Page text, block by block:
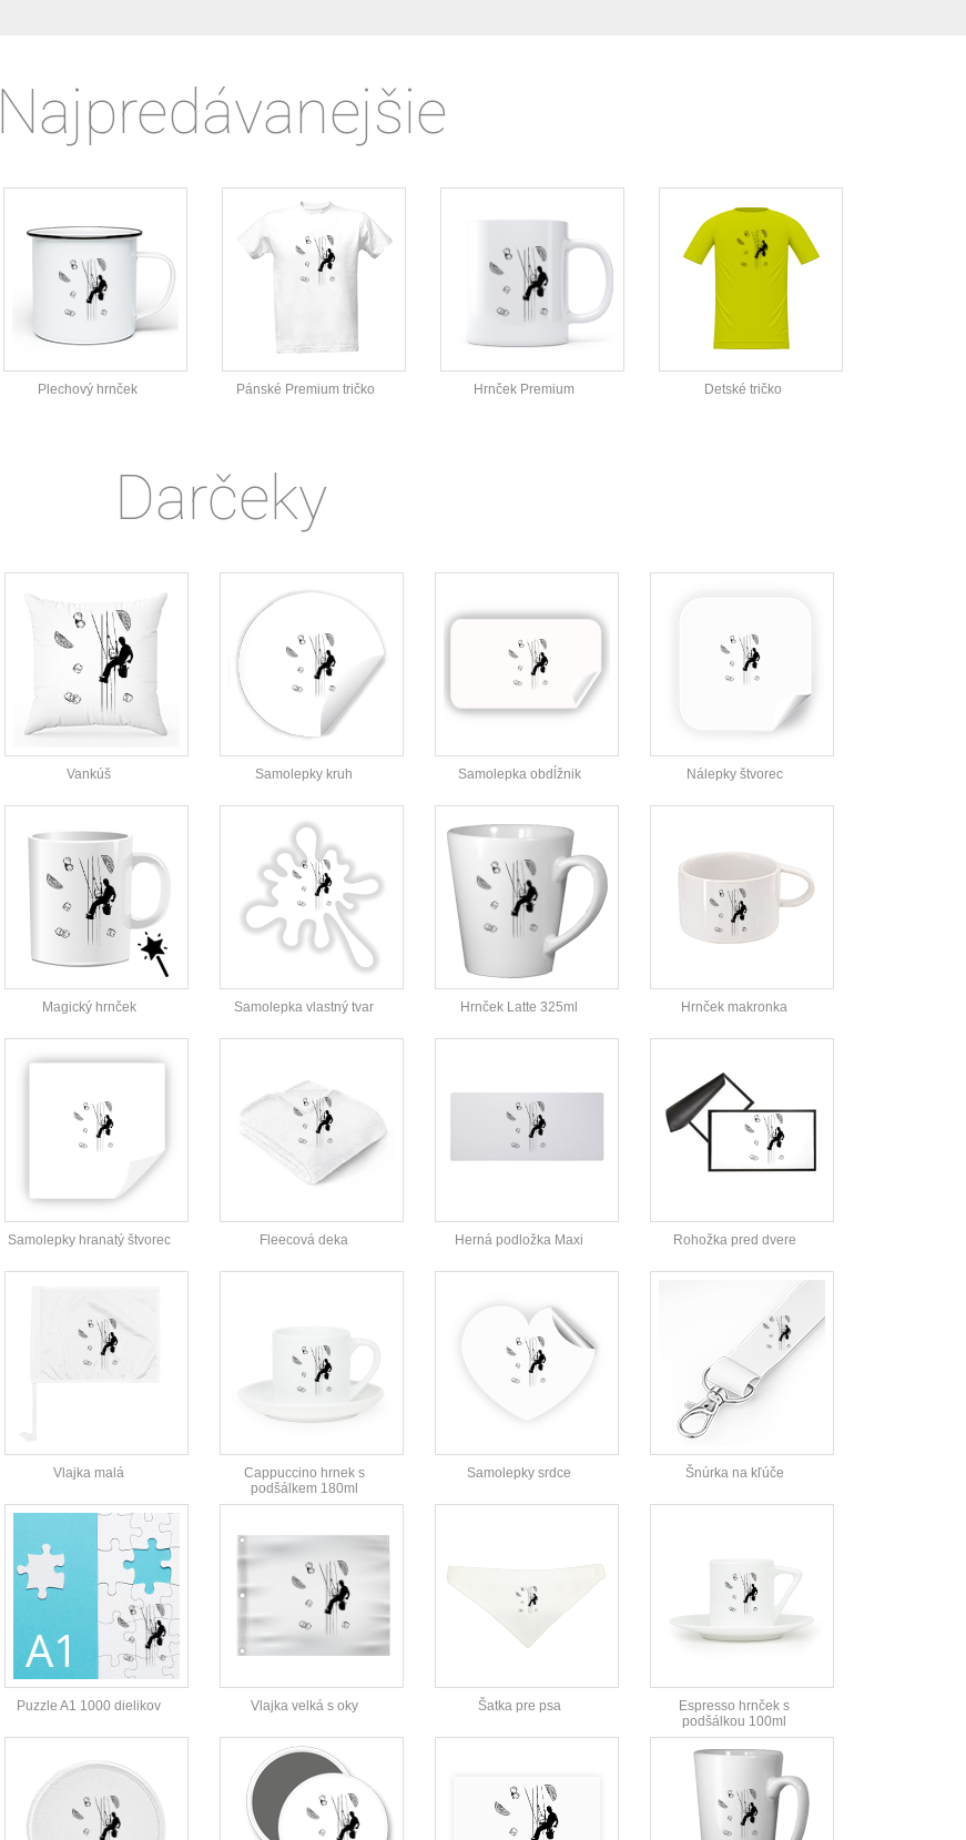
Najpredávanejšie
Plechový hrnček Pánské Premium tričko Hrnček Premium Detské tričko
Darčeky
Vankúš Samolepky kruh Samolepka obdĺžnik Nálepky štvorec
Magický hrnček Samolepka vlastný tvar Hrnček Latte 325ml Hrnček makronka
Samolepky hranatý štvorec Fleecová deka Herná podložka Maxi Rohožka pred dvere
Vlajka malá
Cappuccino hrnek s
podšálkem 180ml
Samolepky srdce Šnúrka na kľúče
Puzzle A1 1000 dielikov Vlajka velká s oky Šatka pre psa
Espresso hrnček s
podšálkou 100ml